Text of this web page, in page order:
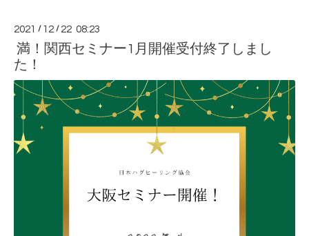
2021 / 12 / 22 08:23
満！関西セミナー1月開催受付終了しまし
た！